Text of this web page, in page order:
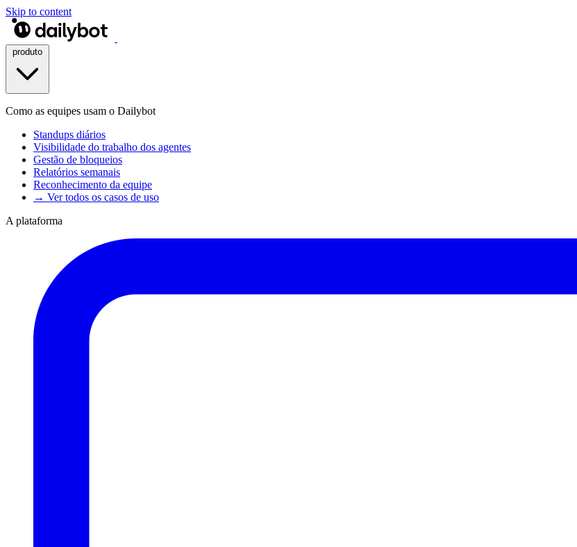
Skip to content
Como as equipes usam o Dailybot
Standups diários
Visibilidade do trabalho dos agentes
Gestão de bloqueios
Relatórios semanais
Reconhecimento da equipe
→ Ver todos os casos de uso
A plataforma